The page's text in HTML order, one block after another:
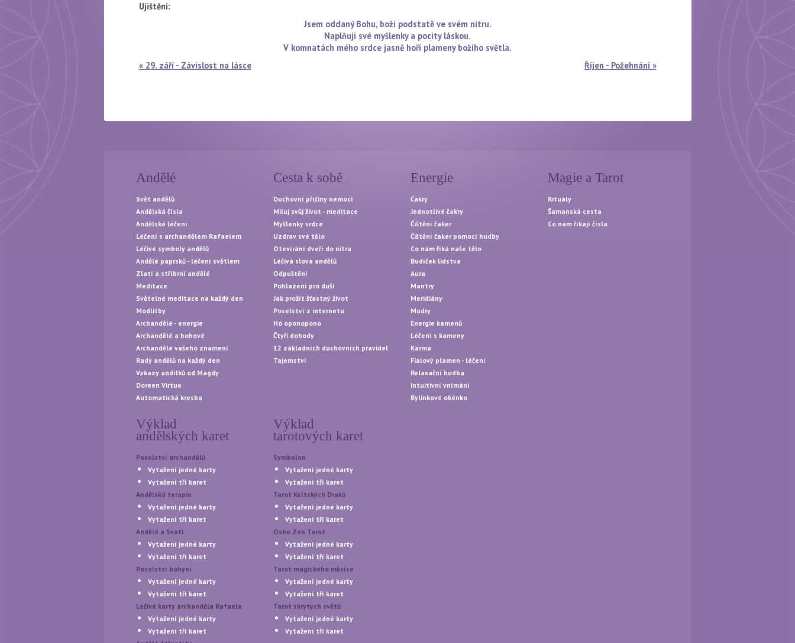
Ujištění:
Jsem oddaný Bohu, boží podstatě ve svém nitru.
Naplňuji své myšlenky a pocity láskou.
V komnatách mého srdce jasně hoří plameny božího světla.
« 29. září - Závislost na lásce
Říjen - Požehnání »
Andělé
Svět andělů
Andělská čísla
Andělské léčení
Léčení s archandělem Rafaelem
Léčivé symboly andělů
Andělé paprsků - léčení světlem
Zlatí a stříbrní andělé
Meditace
Světelné meditace na každý den
Modlitby
Archandělé - energie
Archandělé a bohové
Archandělé vašeho znamení
Rady andělů na každý den
Vzkazy andílků od Magdy
Doreen Virtue
Automatická kresba
Cesta k sobě
Duchovní příčiny nemocí
Miluj svůj život - meditace
Myšlenky srdce
Uzdrav své tělo
Otevírání dveří do nitra
Léčivá slova andělů
Odpuštění
Pohlazení pro duši
Jak prožít šťastný život
Poselství z internetu
Hó oponopono
Čtyři dohody
12 základních duchovních pravidel
Tajemství
Energie
Čakry
Jednotlivé čakry
Čištění čaker
Čištění čaker pomocí hudby
Co nám říká naše tělo
Budíček lidstva
Aura
Mantry
Meridiány
Mudry
Energie kamenů
Léčení s kameny
Karma
Fialový plamen - léčení
Relaxační hudba
Intuitivní vnímání
Bylinkové okénko
Magie a Tarot
Rituály
Šamanská cesta
Co nám říkají čísla
Výklad
andělských karet
Poselství archandělů
Vytažení jedné karty
Vytažení tří karet
Andělská terapie
Vytažení jedné karty
Vytažení tří karet
Andělé a Svatí
Vytažení jedné karty
Vytažení tří karet
Poselství bohyní
Vytažení jedné karty
Vytažení tří karet
Léčivé karty archanděla Rafaela
Vytažení jedné karty
Vytažení tří karet
Výklad
tarotových karet
Symbolon
Vytažení jedné karty
Vytažení tří karet
Tarot Keltských Draků
Vytažení jedné karty
Vytažení tří karet
Osho Zen Tarot
Vytažení jedné karty
Vytažení tří karet
Tarot magického měsíce
Vytažení jedné karty
Vytažení tří karet
Tarot skrytých světů
Vytažení jedné karty
Vytažení tří karet